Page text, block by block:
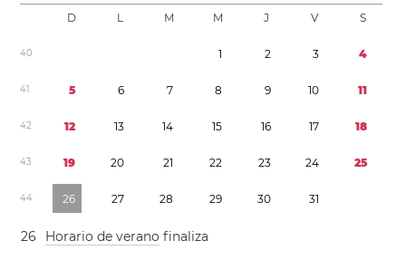
D L M M J V S
40 1 2 3 4
41 5 6 7 8 9 10 11
42 12 13 14 15 16 17 18
43 19 20 21 22 23 24 25
44 26 27 28 29 30 31
26 Horario de verano finaliza